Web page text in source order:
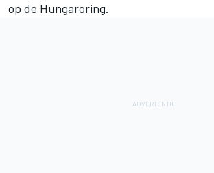
op de Hungaroring.